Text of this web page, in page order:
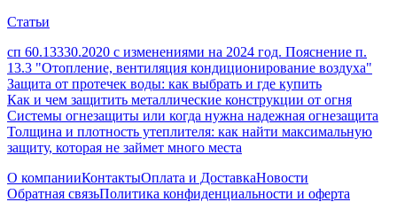
Статьи
сп 60.13330.2020 с изменениями на 2024 год. Пояснение п.
13.3 "Отопление, вентиляция кондиционирование воздуха"
Защита от протечек воды: как выбрать и где купить
Как и чем защитить металлические конструкции от огня
Системы огнезащиты или когда нужна надежная огнезащита
Толщина и плотность утеплителя: как найти максимальную
защиту, которая не займет много места
О компанииКонтактыОплата и ДоставкаНовости
Обратная связьПолитика конфиденциальности и оферта